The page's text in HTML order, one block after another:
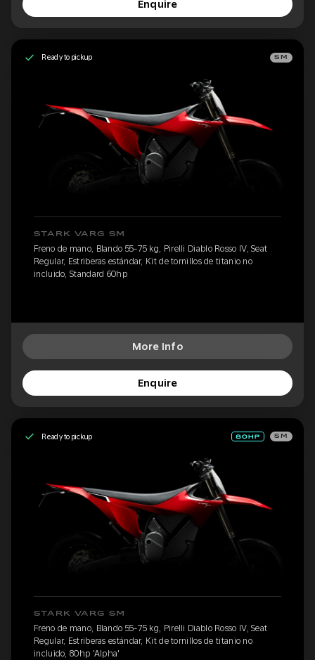
Enquire
Ready to pickup SM
STARK VARG SM
Freno de mano, Blando 55-75 kg, Pirelli Diablo Rosso IV, Seat
Regular, Estriberas estándar, Kit de tornillos de titanio no
incluido, Standard 60hp
More Info
Enquire
Ready to pickup SM
STARK VARG SM
Freno de mano, Blando 55-75 kg, Pirelli Diablo Rosso IV, Seat
Regular, Estriberas estándar, Kit de tornillos de titanio no
incluido, 80hp 'Alpha'